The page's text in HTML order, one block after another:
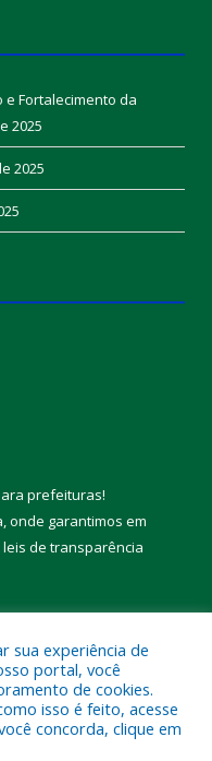
e Fortalecimento da
2025
2025
prefeituras!
onde garantimos em
leis de transparência
Municipal de Melgaço.
sua experiência de
portal, você
de cookies.
isso é feito, acesse
concorda, clique em